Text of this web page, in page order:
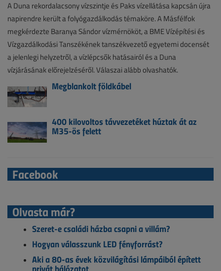
A Duna rekordalacsony vízszintje és Paks vízellátása kapcsán újra
napirendre került a folyógazdálkodás témaköre. A Másfélfok
megkérdezte Baranya Sándor vízmérnököt, a BME Vízépítési és
Vízgazdálkodási Tanszékének tanszékvezető egyetemi docensét
a jelenlegi helyzetről, a vízlépcsők hatásairól és a Duna
vízjárásának előrejelzéséről. Válaszai alább olvashatók.
Megblankolt földkábel
400 kilovoltos távvezetéket húztak át az
M35-ös felett
Facebook
Olvasta már?
Szeret-e családi házba csapni a villám?
Hogyan válasszunk LED fényforrást?
Aki a 80-as évek közvilágítási lámpáiból épített